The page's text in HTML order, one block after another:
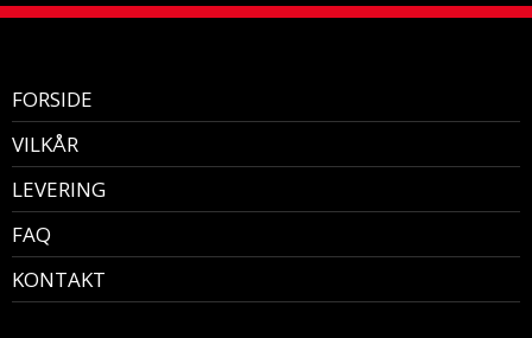
FORSIDE
VILKÅR
LEVERING
FAQ
KONTAKT